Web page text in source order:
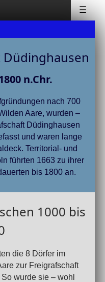
☰
n.Chr.
nach 700
Aare, wurden –
Düdinghausen
und waren lange
Territorial- und
führten 1663 zu ihrer
bis 1800 an.
1000 bis
die 8 Dörfer im
zur Freigrafschaft
wurde sie – wohl